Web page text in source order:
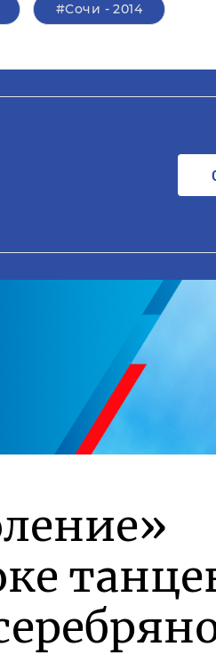
#Сочи - 2014